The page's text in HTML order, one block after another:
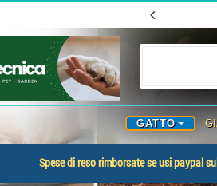
GATTO
Spese di reso rimborsate se usi paypal